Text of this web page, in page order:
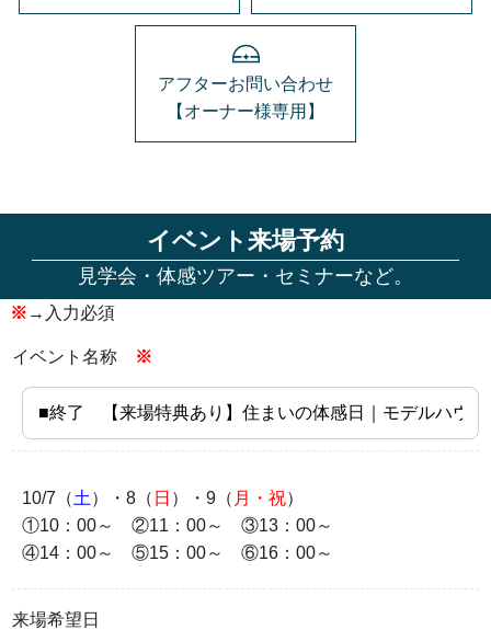
アフターお問い合わせ
【オーナー様専用】
イベント来場予約
見学会・体感ツアー・セミナーなど。
※ →入力必須
イベント名称 ※
10/7（土 ）・8（ 日 ）・9（ 月・祝）
①10：00～ ②11：00～ ③13：00～
④14：00～ ⑤15：00～ ⑥16：00～
来場希望日